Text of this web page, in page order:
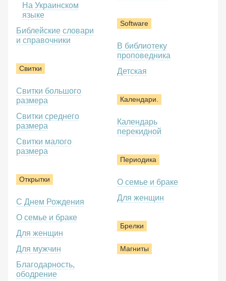
На Украинском
языке
Библейские словари
и справочники
Свитки
Свитки большого
размера
Свитки среднего
размера
Свитки малого
размера
Открытки
С Днем Рождения
О семье и браке
Для женщин
Для мужчин
Благодарность,
ободрение
Software
В библиотеку
проповедника
Детская
Календари.
Календарь
перекидной
Периодика
О семье и браке
Для женщин
Брелки
Магниты